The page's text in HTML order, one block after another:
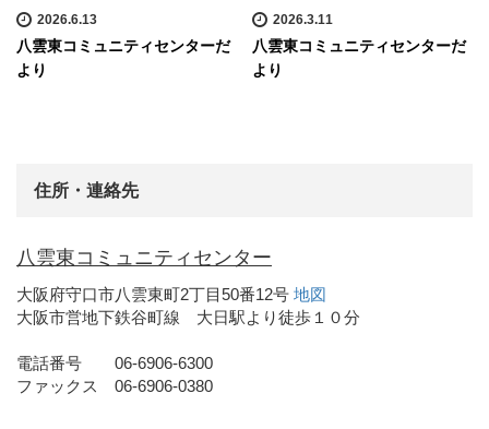
2026.6.13
八雲東コミュニティセンターだ
より
2026.3.11
八雲東コミュニティセンターだ
より
住所・連絡先
八雲東コミュニティセンター
大阪府守口市八雲東町2丁目50番12号 地図
大阪市営地下鉄谷町線 大日駅より徒歩１０分
電話番号 06-6906-6300
ファックス 06-6906-0380